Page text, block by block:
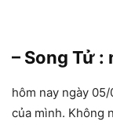
– Song Tử :
hôm nay ngày
của mình. Không